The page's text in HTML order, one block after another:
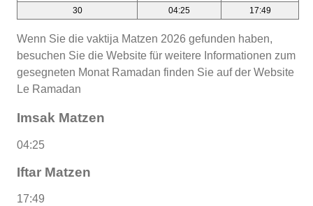
30 04:25 17:49
Wenn Sie die vaktija Matzen 2026 gefunden haben,
besuchen Sie die Website für weitere Informationen zum
gesegneten Monat Ramadan finden Sie auf der Website
Le Ramadan
Imsak Matzen
04:25
Iftar Matzen
17:49